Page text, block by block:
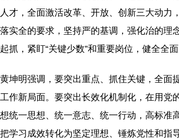
人才，全面激活改革、开放、创新三大动力
落实全的要求，坚持严的基调，强化治的理
起抓，紧盯“关键少数”和重要岗位，健全全
黄坤明强调，要突出重点、抓住关键，全面
工作新局面。要突出长效化机制化，在用党
想统一思想、统一意志、统一行动，高标准
把学习成效转化为坚定理想、锤炼党性和指